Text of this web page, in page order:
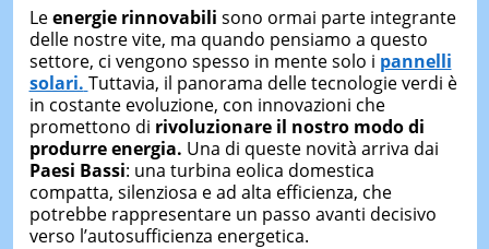
occupa della creazione di contenuti in ottica SEO e
dello sviluppo di strategie marketing attraverso
canali digitali.
Leenergie rinnovabili sono ormai parte integrante
delle nostre vite, ma quando pensiamo a questo
settore, ci vengono spesso in mente solo i pannelli
solari. Tuttavia, il panorama delle tecnologie verdi è
in costante evoluzione, con innovazioni che
promettono di rivoluzionare il nostro modo di
produrre energia. Una di queste novità arriva dai
Paesi Bassi: una turbina eolica domestica
compatta, silenziosa e ad alta efficienza, che
potrebbe rappresentare un passo avanti decisivo
verso l’autosufficienza energetica.